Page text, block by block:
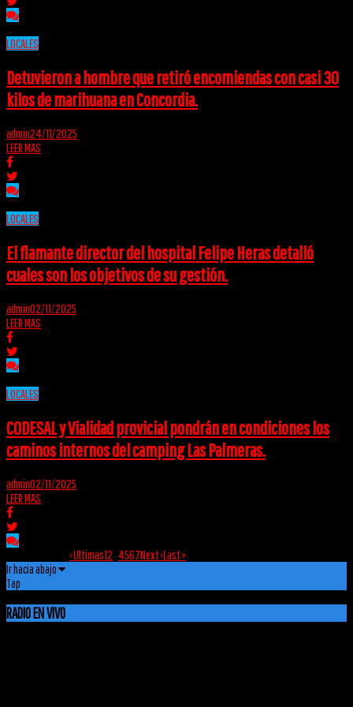
LOCALES
Detuvieron a hombre que retiró encomiendas con casi 30
kilos de marihuana en Concordia.
admin24/11/2025
LEER MAS
LOCALES
El flamante director del hospital Felipe Heras detalló
cuales son los objetivos de su gestión.
admin02/11/2025
LEER MAS
LOCALES
CODESAL y Vialidad provicial pondrán en condiciones los
caminos internos del camping Las Palmeras.
admin02/11/2025
LEER MAS
‹ Ultimas12 4567Next ›Last »
Ir hacia abajo
Tap
RADIO EN VIVO